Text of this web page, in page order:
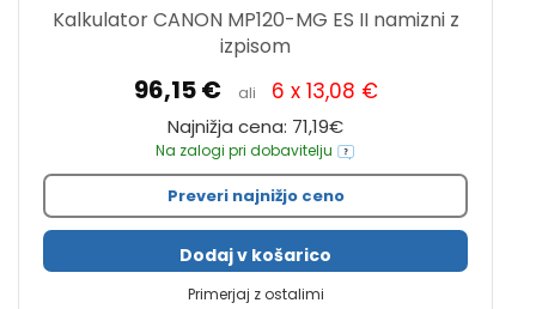
Kalkulator CANON MP120-MG ES II namizni z
izpisom
96,15 € ali 6 x 13,08 €
Najnižja cena: 71,19€
Na zalogi pri dobavitelju
Preveri najnižjo ceno
Dodaj v košarico
Primerjaj z ostalimi